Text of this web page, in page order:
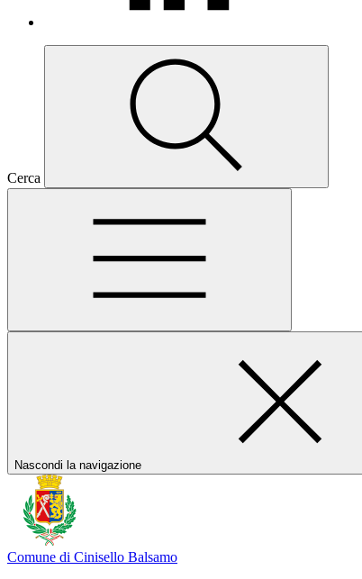
Cerca
Nascondi la navigazione
Comune di Cinisello Balsamo